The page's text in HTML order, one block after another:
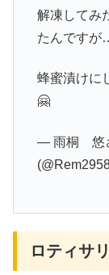
解凍してみ
たんですが
蜂蜜漬けに
🤗
— 雨桐 悠
ロティサ